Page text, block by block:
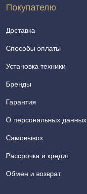
Покупателю
Доставка
Способы оплаты
Установка техники
Бренды
Гарантия
О персональных данных
Самовывоз
Рассрочка и кредит
Обмен и возврат